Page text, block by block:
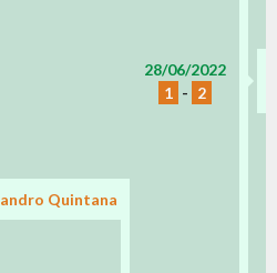
28/06/2022
1 - 2
Quintana